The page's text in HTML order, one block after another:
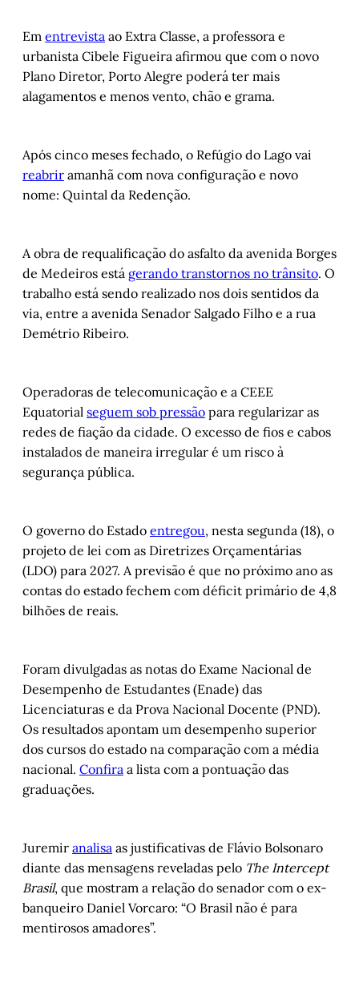
Em entrevista ao Extra Classe, a professora e
urbanista Cibele Figueira afirmou que com o novo
Plano Diretor, Porto Alegre poderá ter mais
alagamentos e menos vento, chão e grama.
Após cinco meses fechado, o Refúgio do Lago vai
reabrir amanhã com nova configuração e novo
nome: Quintal da Redenção.
A obra de requalificação do asfalto da avenida Borges
de Medeiros está gerando transtornos no trânsito. O
trabalho está sendo realizado nos dois sentidos da
via, entre a avenida Senador Salgado Filho e a rua
Demétrio Ribeiro.
Operadoras de telecomunicação e a CEEE
Equatorial seguem sob pressão para regularizar as
redes de fiação da cidade. O excesso de fios e cabos
instalados de maneira irregular é um risco à
segurança pública.
O governo do Estado entregou, nesta segunda (18), o
projeto de lei com as Diretrizes Orçamentárias
(LDO) para 2027. A previsão é que no próximo ano as
contas do estado fechem com déficit primário de 4,8
bilhões de reais.
Foram divulgadas as notas do Exame Nacional de
Desempenho de Estudantes (Enade) das
Licenciaturas e da Prova Nacional Docente (PND).
Os resultados apontam um desempenho superior
dos cursos do estado na comparação com a média
nacional. Confira a lista com a pontuação das
graduações.
Juremir analisa as justificativas de Flávio Bolsonaro
diante das mensagens reveladas pelo The Intercept
Brasil, que mostram a relação do senador com o ex-
banqueiro Daniel Vorcaro: “O Brasil não é para
mentirosos amadores”.